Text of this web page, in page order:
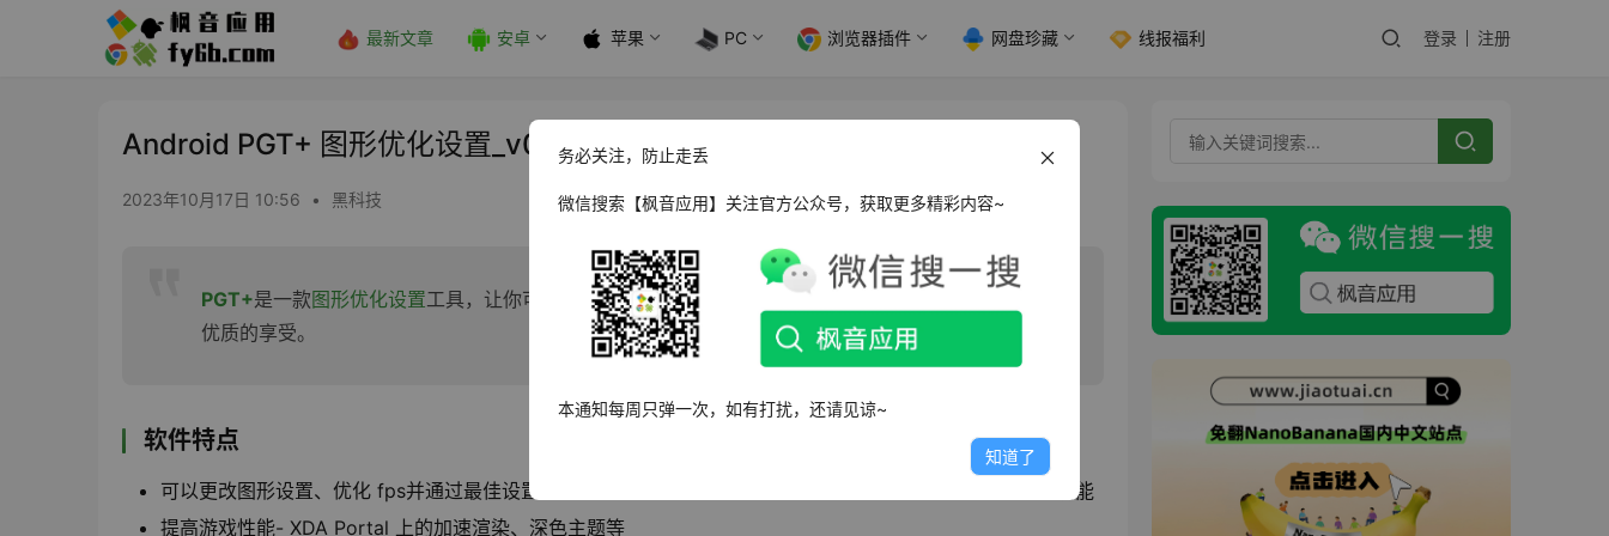
最新文章 安卓 苹果 PC 浏览器插件 网盘珍藏 线报福利 登录 注册
Android PGT+ 图形优化设置_v0.20.9
2023年10月17日 10:56 • 黑科技
PGT+是一款图形优化设置工具，让你可以轻轻松松获得高品质的游戏画质，为你的游戏体验带来更加
优质的享受。
软件特点
可以更改图形设置、优化 fps并通过最佳设置、零延迟和省电模式、Potato 图形、GPU 优化、硬件等独特功能
提高游戏性能- XDA Portal 上的加速渲染、深色主题等
务必关注，防止走丢
微信搜索【枫音应用】关注官方公众号，获取更多精彩内容~
本通知每周只弹一次，如有打扰，还请见谅~
知道了